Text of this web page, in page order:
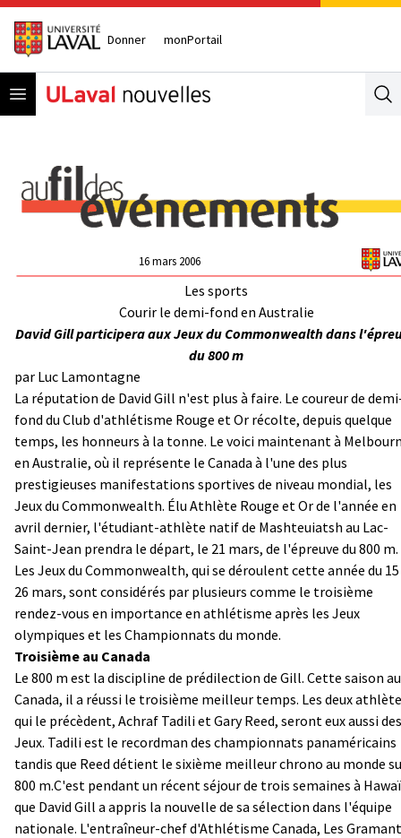
Donner monPortail
Open menu
16 mars 2006
Les sports
Courir le demi-fond en Australie
David Gill participera aux Jeux du Commonwealth dans
du 800 m
par Luc Lamontagne
La réputation de David Gill n'est plus à faire. Le coureur de
fond du Club d'athlétisme Rouge et Or récolte, depuis quelque
temps, les honneurs à la tonne. Le voici maintenant à
en Australie, où il représente le Canada à l'une des plus
prestigieuses manifestations sportives de niveau mondial, les
Jeux du Commonwealth. Élu Athlète Rouge et Or de l'année en
avril dernier, l'étudiant-athlète natif de Mashteuiatsh au Lac-
Saint-Jean prendra le départ, le 21 mars, de l'épreuve du 800 m.
Les Jeux du Commonwealth, qui se déroulent cette année du 15
26 mars, sont considérés par plusieurs comme le troisième
rendez-vous en importance en athlétisme après les Jeux
olympiques et les Championnats du monde.
Troisième au Canada
Le 800 m est la discipline de prédilection de Gill. Cette saison au
Canada, il a réussi le troisième meilleur temps. Les deux
qui le précèdent, Achraf Tadili et Gary Reed, seront eux aussi des
Jeux. Tadili est le recordman des championnats panaméricains
tandis que Reed détient le sixième meilleur chrono au monde
800 m.C'est pendant un récent séjour de trois semaines à Hawaï
que David Gill a appris la nouvelle de sa sélection dans l'équipe
nationale. L'entraîneur-chef d'Athlétisme Canada, Les